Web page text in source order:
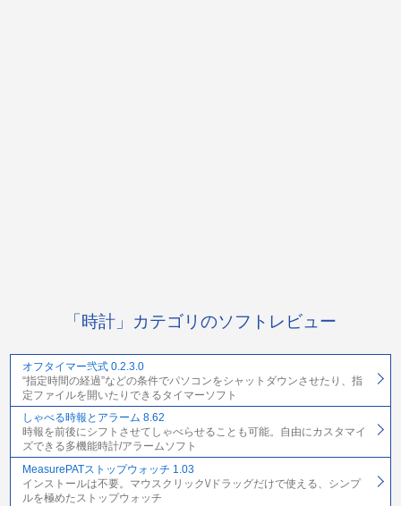
「時計」カテゴリのソフトレビュー
オフタイマー弐式 0.2.3.0
“指定時間の経過”などの条件でパソコンをシャットダウンさせたり、指
定ファイルを開いたりできるタイマーソフト
しゃべる時報とアラーム 8.62
時報を前後にシフトさせてしゃべらせることも可能。自由にカスタマイ
ズできる多機能時計/アラームソフト
MeasurePATストップウォッチ 1.03
インストールは不要。マウスクリック\/ドラッグだけで使える、シンプ
ルを極めたストップウォッチ